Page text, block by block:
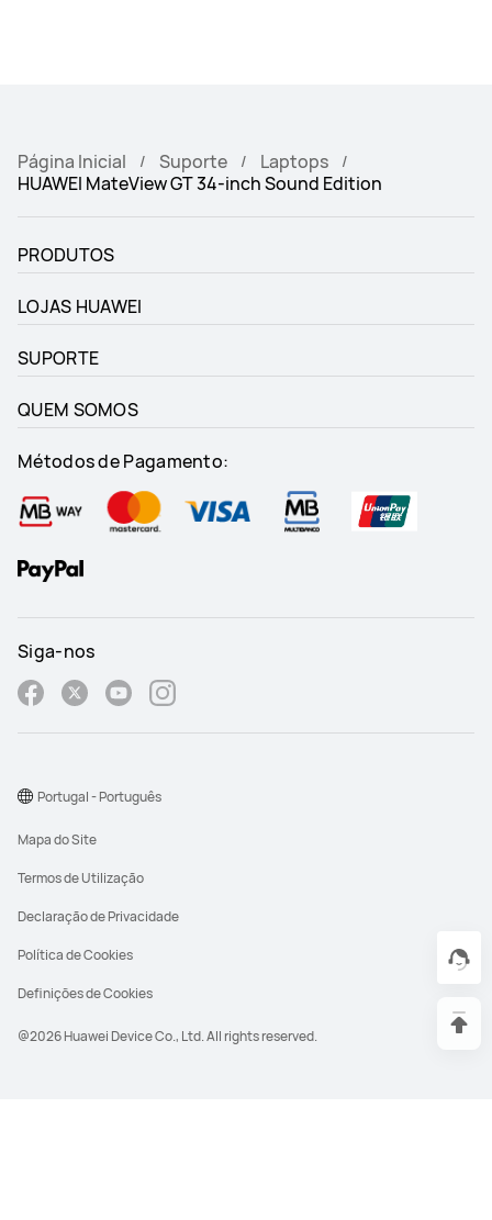
Página Inicial Suporte
Laptops
HUAWEI MateView GT 34-inch Sound Edition
PRODUTOS
LOJAS HUAWEI
SUPORTE
QUEM SOMOS
Métodos de Pagamento:
Siga-nos
@2026 Huawei Device Co., Ltd. All rights reserved.
Mapa do Site
Termos de Utilização
Declaração de Privacidade
Política de Cookies
Definições de Cookies
Portugal - Português